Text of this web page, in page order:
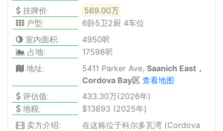
挂牌价:
569.00万
户型:
6卧5卫2厨 4车位
室内面积:
4950呎
占地:
17598呎
地址:
5411 Parker Ave,Saanich East，
Cordova Bay区 查看地图
评估值:
433.30万(2026年)
地税:
$13893 (2025年)
卖方介绍:
在这栋位于科尔多瓦湾 (Cordova